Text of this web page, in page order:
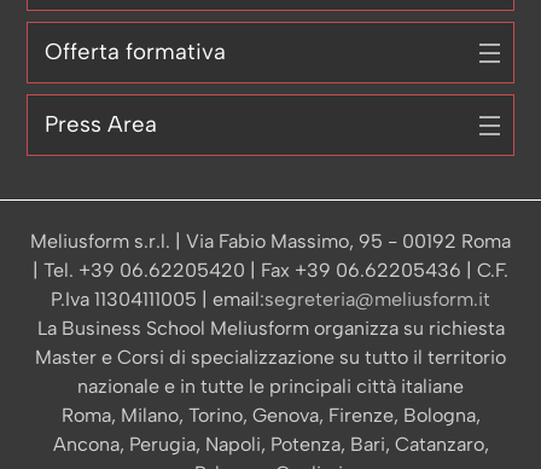
Offerta formativa
Press Area
Meliusform s.r.l. | Via Fabio Massimo, 95 - 00192 Roma
| Tel. +39 06.62205420 | Fax +39 06.62205436 | C.F.
P.Iva 11304111005 | email:segreteria@meliusform.it
La Business School Meliusform organizza su richiesta
Master e Corsi di specializzazione su tutto il territorio
nazionale e in tutte le principali città italiane
Roma, Milano, Torino, Genova, Firenze, Bologna,
Ancona, Perugia, Napoli, Potenza, Bari, Catanzaro,